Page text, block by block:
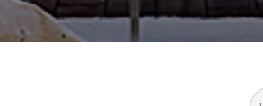
検